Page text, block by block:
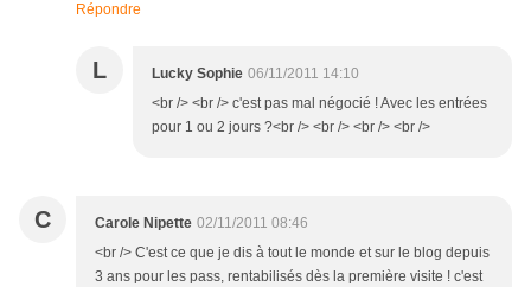
Répondre
L Lucky Sophie 06/11/2011 14:10
<br /> <br /> c'est pas mal négocié ! Avec les entrées
pour 1 ou 2 jours ?<br /> <br /> <br /> <br />
C Carole Nipette 02/11/2011 08:46
<br /> C'est ce que je dis à tout le monde et sur le blog depuis
3 ans pour les pass, rentabilisés dès la première visite ! c'est